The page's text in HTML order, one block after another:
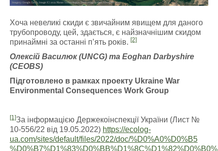
Хоча невеликі скиди є звичайним явищем для даного
трубопроводу, цей, здається, є найзначнішим скидом
принаймні за останні п’ять років. [2]
Олексій Василюк (UNCG) та Eoghan Darbyshire
(CEOBS)
Підготовлено в рамках проекту Ukraine War
Environmental Consequences Work Group
[1]За інформацією Держекоінспекції України (Лист №
10-556/22 від 19.05.2022) https://ecolog-
ua.com/sites/default/files/2022/doc/%D0%A0%D0%B5